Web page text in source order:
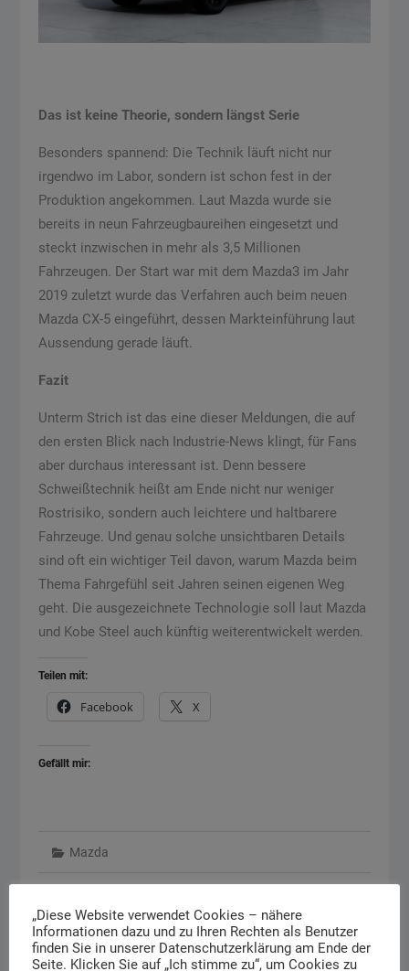
Das ist keine Theorie, sondern längst Serie
Besonders spannend: Die Technik läuft nicht nur
irgendwo im Labor, sondern ist schon fest in der
Produktion angekommen. Laut Mazda wurde sie
bereits in neun Fahrzeugbaureihen eingesetzt und
steckt inzwischen in mehr als 3,5 Millionen
Fahrzeugen. Der Start war mit dem Mazda3 im Jahr
2019 zuletzt wurde das Verfahren auch beim neuen
Mazda CX-5 eingeführt, dessen Markteinführung laut
Aussendung gerade läuft.
Fazit
Unterm Strich ist das eine dieser Meldungen, die auf
den ersten Blick nach Industrie-News klingt, für Fans
aber durchaus interessant ist. Denn bessere
Schweißtechnik heißt am Ende nicht nur weniger
Rostrisiko, sondern auch leichtere und haltbarere
Fahrzeuge. Und genau solche unsichtbaren Details
sind oft ein wichtiger Teil davon, warum Mazda beim
Thema Fahrgefühl seit Jahren seinen eigenen Weg
geht. Die ausgezeichnete Technologie soll laut Mazda
und Kobe Steel auch künftig weiterentwickelt werden.
Teilen mit:
Facebook X
Gefällt mir:
Mazda
Written byMicky
„Diese Website verwendet Cookies – nähere
Informationen dazu und zu Ihren Rechten als Benutzer
finden Sie in unserer Datenschutzerklärung am Ende der
Seite. Klicken Sie auf „Ich stimme zu“, um Cookies zu